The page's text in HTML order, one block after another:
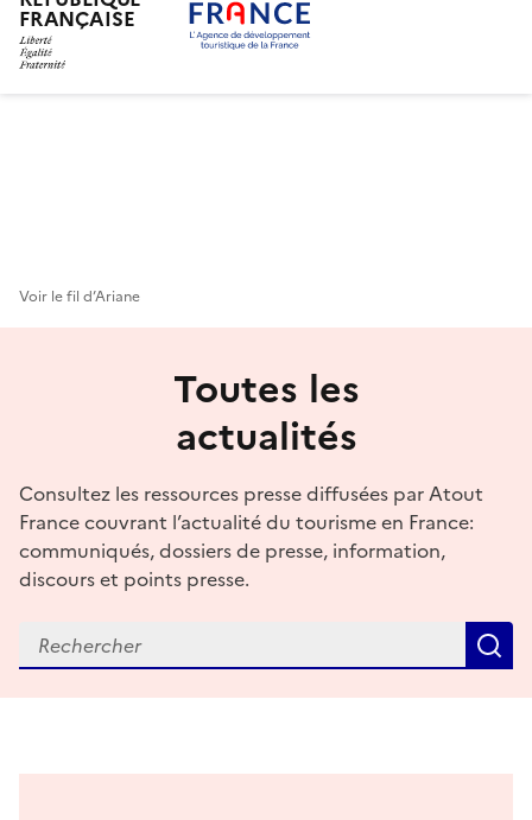
FRANÇAISE
Voir le fil d’Ariane
Toutes les
actualités
Consultez les ressources presse diffusées par Atout
France couvrant l’actualité du tourisme en France:
communiqués, dossiers de presse, information,
discours et points presse.